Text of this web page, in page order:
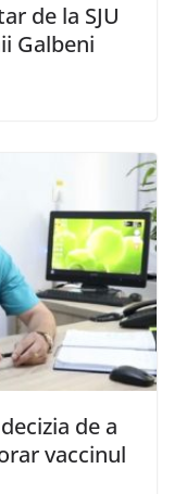
de la SJU
Galbeni
de a
vaccinul